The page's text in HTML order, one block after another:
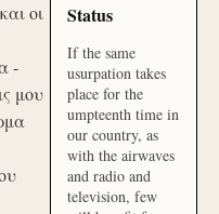
οι
-
μου
Status
If the same
usurpation takes
place for the
umpteenth time in
our country, as
with the airwaves
and radio and
television, few